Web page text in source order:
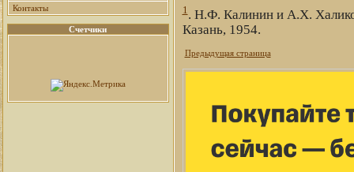
Контакты
Счетчики
1. Н.Ф. Калинин и А.Х.
Казань, 1954.
Предыдущая страница